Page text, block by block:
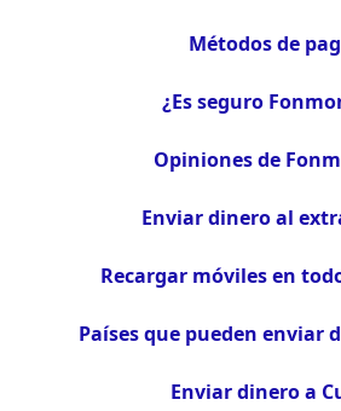
Métodos de
¿Es seguro
Opiniones de
Enviar dinero al
Recargar móviles en
Países que pueden enviar
Enviar dinero a